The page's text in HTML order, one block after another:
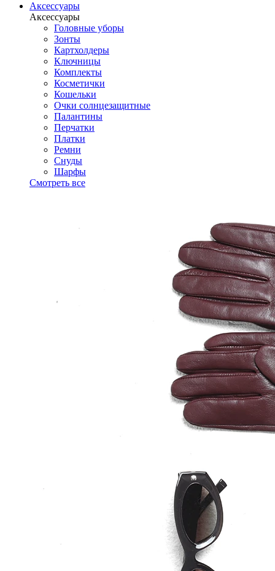
Аксессуары
Аксессуары
Головные уборы
Зонты
Картхолдеры
Ключницы
Комплекты
Косметички
Кошельки
Очки солнцезащитные
Палантины
Перчатки
Платки
Ремни
Снуды
Шарфы
Смотреть все